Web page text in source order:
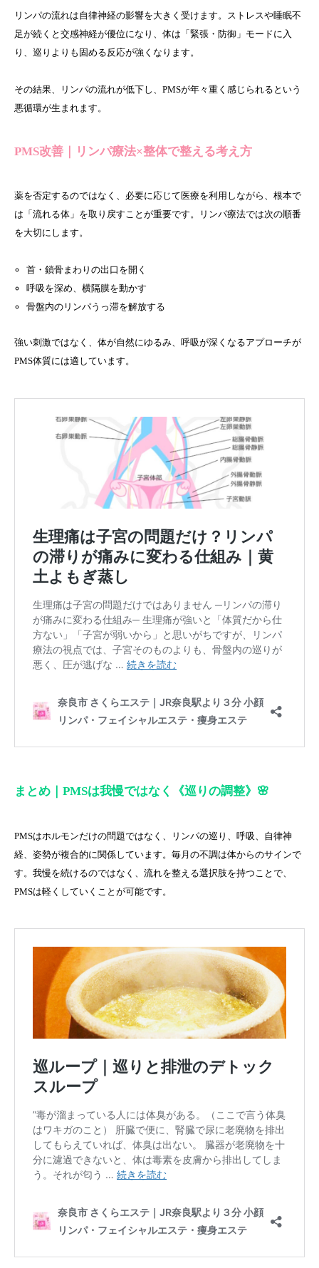
リンパの流れは自律神経の影響を大きく受けます。ストレスや睡眠不
足が続くと交感神経が優位になり、体は「緊張・防御」モードに入
り、巡りよりも固める反応が強くなります。
その結果、リンパの流れが低下し、PMSが年々重く感じられるという
悪循環が生まれます。
PMS改善｜リンパ療法×整体で整える考え方
薬を否定するのではなく、必要に応じて医療を利用しながら、根本で
は「流れる体」を取り戻すことが重要です。リンパ療法では次の順番
を大切にします。
首・鎖骨まわりの出口を開く
呼吸を深め、横隔膜を動かす
骨盤内のリンパうっ滞を解放する
強い刺激ではなく、体が自然にゆるみ、呼吸が深くなるアプローチが
PMS体質には適しています。
まとめ｜PMSは我慢ではなく《巡りの調整》🌸
PMSはホルモンだけの問題ではなく、リンパの巡り、呼吸、自律神
経、姿勢が複合的に関係しています。毎月の不調は体からのサインで
す。我慢を続けるのではなく、流れを整える選択肢を持つことで、
PMSは軽くしていくことが可能です。